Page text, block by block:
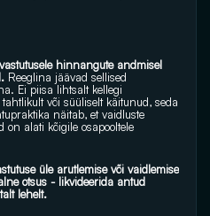
hinnangute andmisel
Reeglina jäävad sellised
Ei piisa lihtsalt kellegi
või süüliselt käitunud, seda
näitab, et vaidluste
alati kõigile osapooltele
üle arutlemise või vaidlemise
otsus - likvideerida antud
lehelt.